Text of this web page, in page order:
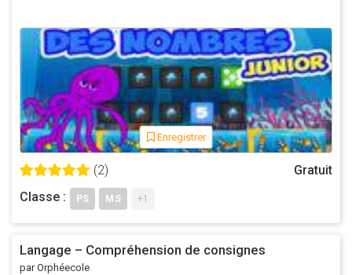
(Je laisse ceux postés en mars 2015)
Voici 5 tableaux ( 1 par domaine) reprenant les nouvelles
compétences des programmes 2015 parus au B.O
d'aujourd'hui.
Je les ai numérotées pour mes fiches de prep ^^.
Enregistrer
(2)
Gratuit
Classe :
PS MS +1
Langage – Compréhension de consignes
par Orphéecole